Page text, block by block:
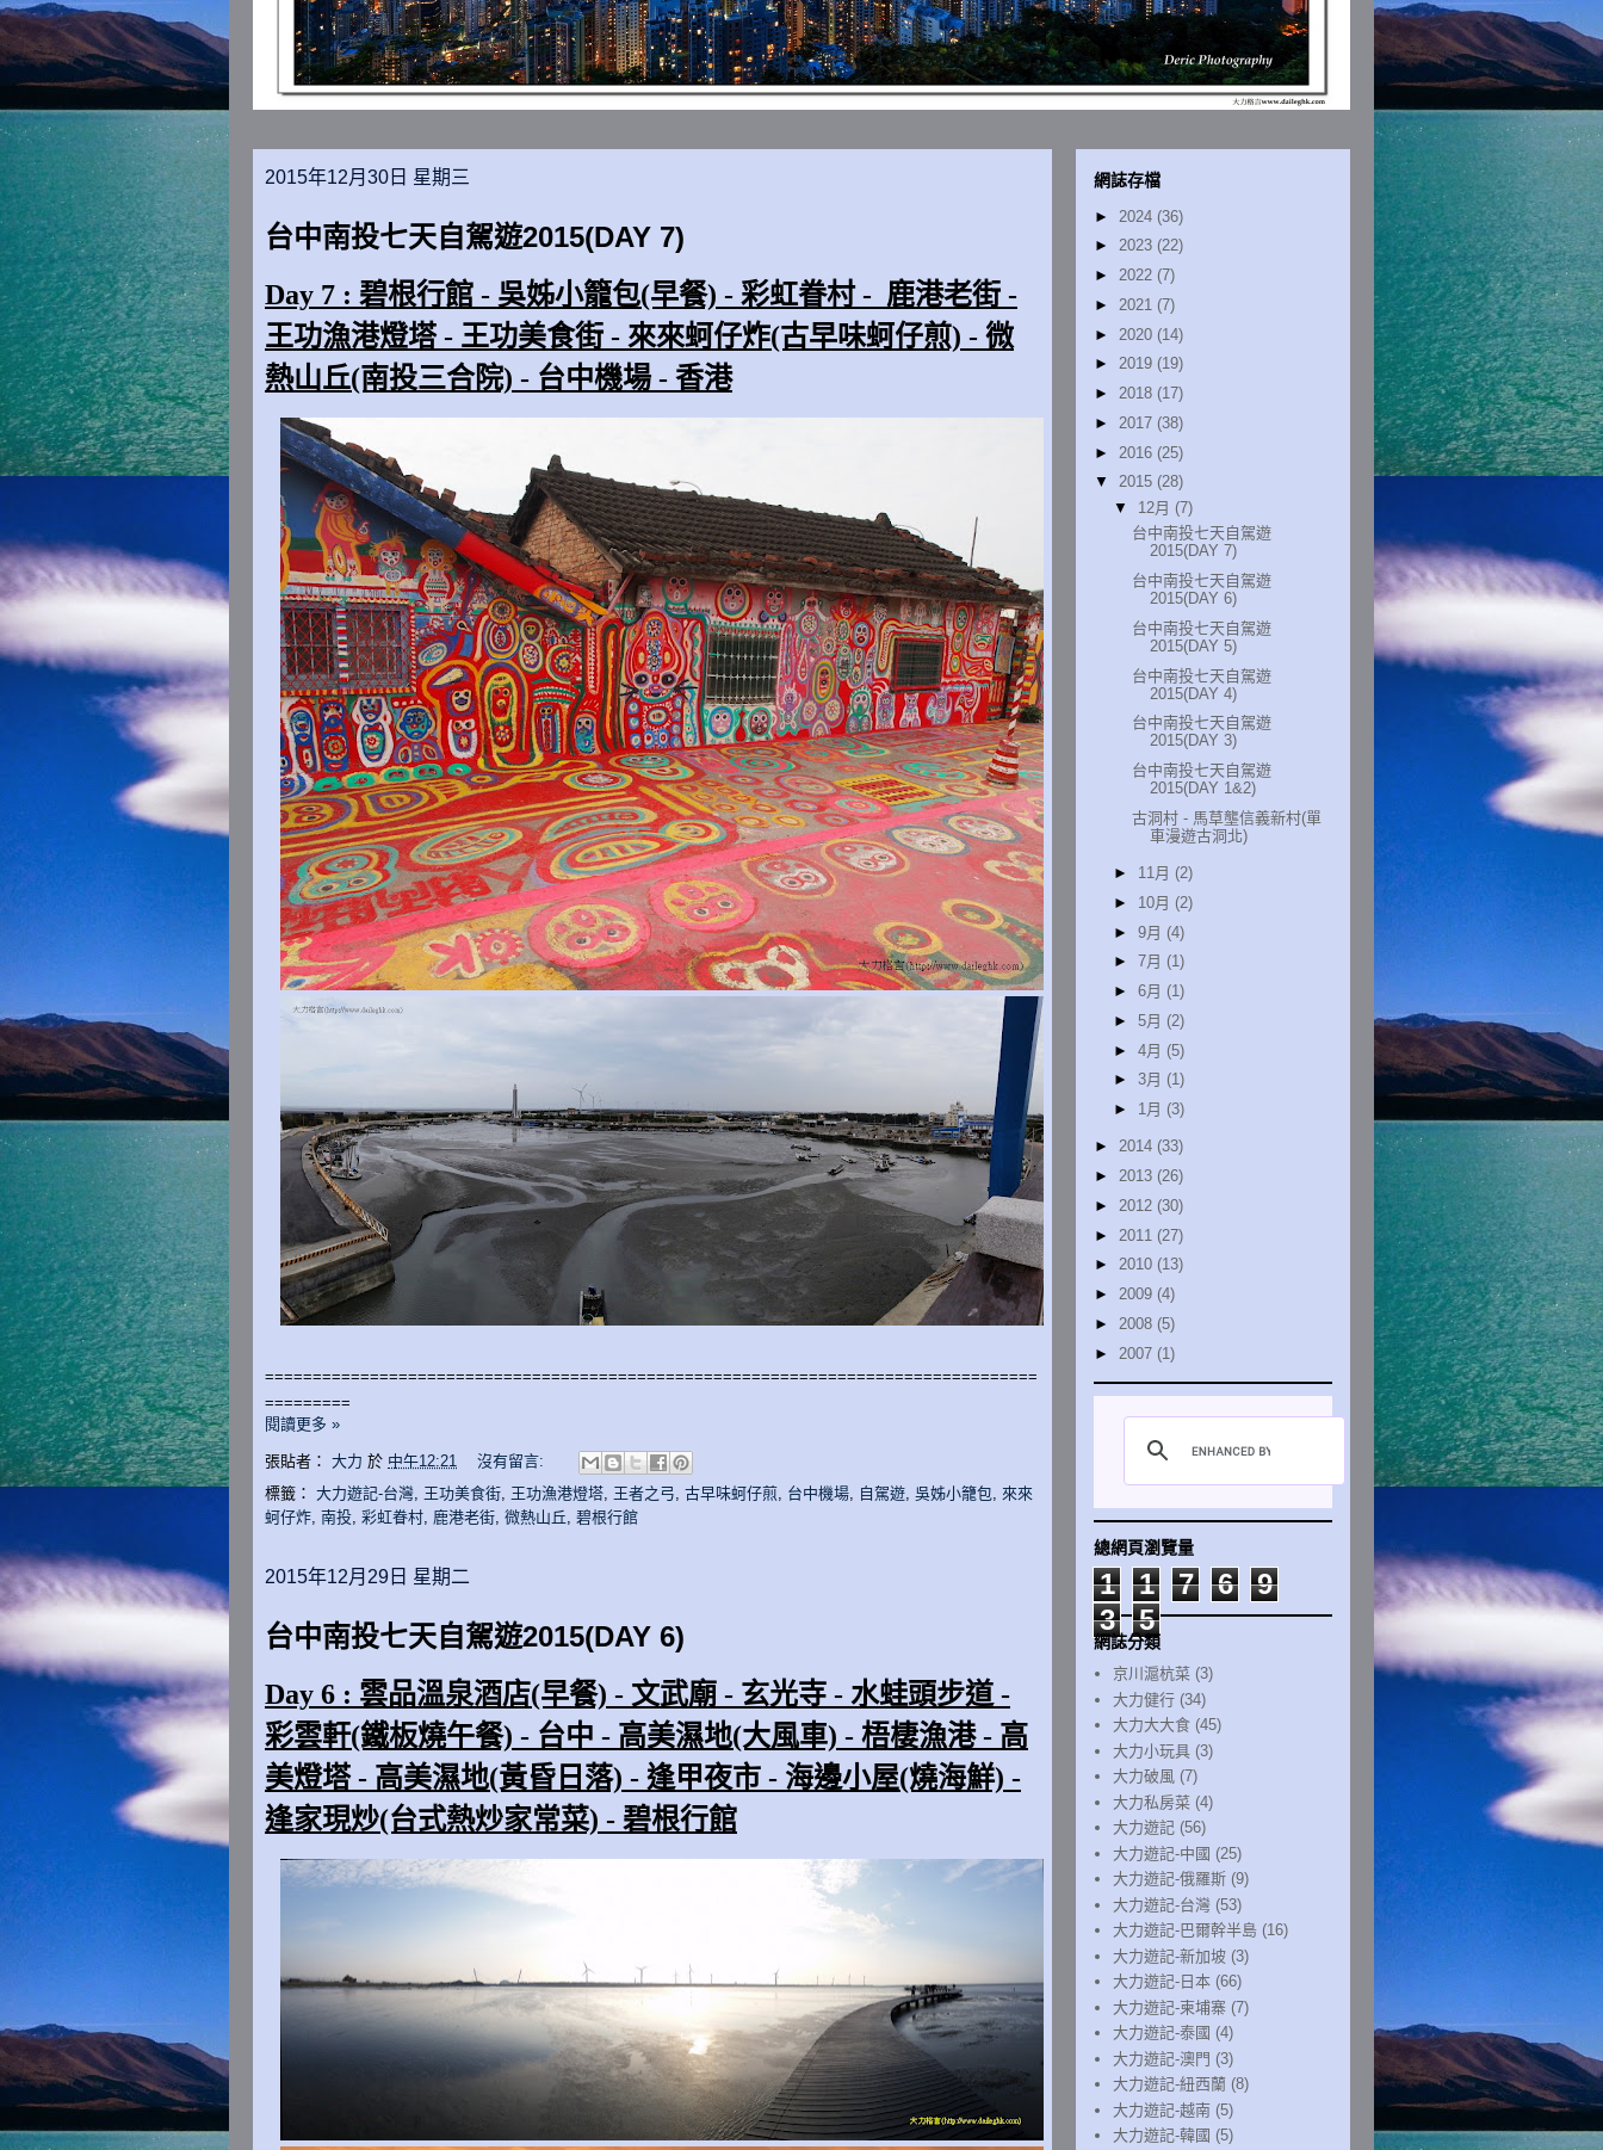
2015年12月30日 星期三
台中南投七天自駕遊2015(DAY 7)
Day 7 : 碧根行館 - 吳姊小籠包(早餐) - 彩虹眷村 - 鹿港老街 -
王功漁港燈塔 - 王功美食街 - 來來蚵仔炸(古早味蚵仔煎) - 微
熱山丘(南投三合院) - 台中機場 - 香港
=================================================================================
=========
閱讀更多 »
張貼者： 大力 於 中午12:21
沒有留言:
標籤： 大力遊記-台灣, 王功美食街, 王功漁港燈塔, 王者之弓, 古早味蚵仔煎, 台中機場, 自駕遊, 吳姊小籠包, 來來
蚵仔炸, 南投, 彩虹眷村, 鹿港老街, 微熱山丘, 碧根行館
2015年12月29日 星期二
台中南投七天自駕遊2015(DAY 6)
Day 6 : 雲品溫泉酒店(早餐) - 文武廟 - 玄光寺 - 水蛙頭步道 -
彩雲軒(鐵板燒午餐) - 台中 - 高美濕地(大風車) - 梧棲漁港 - 高
美燈塔 - 高美濕地(黃昏日落) - 逢甲夜市 - 海邊小屋(燒海鮮) -
逢家現炒(台式熱炒家常菜) - 碧根行館
網誌存檔
► 2024 (36)
► 2023 (22)
► 2022 (7)
► 2021 (7)
► 2020 (14)
► 2019 (19)
► 2018 (17)
► 2017 (38)
► 2016 (25)
▼ 2015 (28)
▼ 12月 (7)
台中南投七天自駕遊
2015(DAY 7)
台中南投七天自駕遊
2015(DAY 6)
台中南投七天自駕遊
2015(DAY 5)
台中南投七天自駕遊
2015(DAY 4)
台中南投七天自駕遊
2015(DAY 3)
台中南投七天自駕遊
2015(DAY 1&2)
古洞村 - 馬草壟信義新村(單
車漫遊古洞北)
► 11月 (2)
► 10月 (2)
► 9月 (4)
► 7月 (1)
► 6月 (1)
► 5月 (2)
► 4月 (5)
► 3月 (1)
► 1月 (3)
► 2014 (33)
► 2013 (26)
► 2012 (30)
► 2011 (27)
► 2010 (13)
► 2009 (4)
► 2008 (5)
► 2007 (1)
總網頁瀏覽量
1 1 7 6
9
3
5
網誌分類
京川滬杭菜 (3)
大力健行 (34)
大力大大食 (45)
大力小玩具 (3)
大力破風 (7)
大力私房菜 (4)
大力遊記 (56)
大力遊記-中國 (25)
大力遊記-俄羅斯 (9)
大力遊記-台灣 (53)
大力遊記-巴爾幹半島 (16)
大力遊記-新加坡 (3)
大力遊記-日本 (66)
大力遊記-柬埔寨 (7)
大力遊記-泰國 (4)
大力遊記-澳門 (3)
大力遊記-紐西蘭 (8)
大力遊記-越南 (5)
大力遊記-韓國 (5)